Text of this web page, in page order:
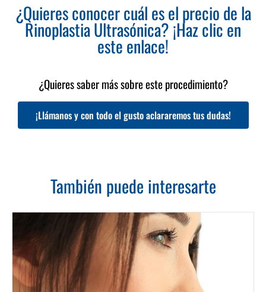
¿Quieres conocer cuál es el precio de la
Rinoplastia Ultrasónica? ¡Haz clic en
este enlace!
¿Quieres saber más sobre este procedimiento?
¡Llámanos y con todo el gusto aclararemos tus dudas!
También puede interesarte